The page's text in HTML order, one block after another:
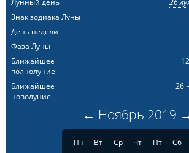
Лунный день
26
Знак зодиака Луны
День недели
Фаза Луны
Ближайшее
полнолуние
Ближайшее
новолуние
26
← Ноябрь 2019
Пн Вт Ср Чт Пт Сб